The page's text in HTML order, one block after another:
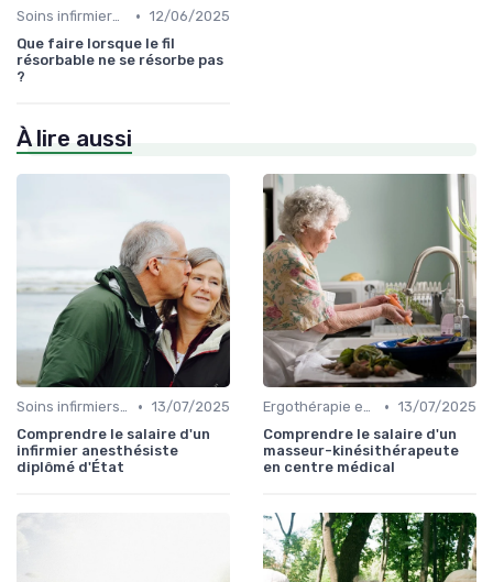
Soins infirmiers à domicile • 12/06/2025
Que faire lorsque le fil
résorbable ne se résorbe pas
?
À lire aussi
Soins infirmiers à domicile • 13/07/2025
Comprendre le salaire d'un
infirmier anesthésiste
diplômé d'État
Ergothérapie et rééducation • 13/07/2025
Comprendre le salaire d'un
masseur-kinésithérapeute
en centre médical